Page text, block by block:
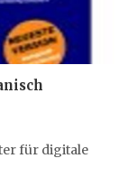
für digitale